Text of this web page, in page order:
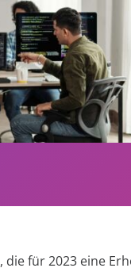
, die für 2023 eine